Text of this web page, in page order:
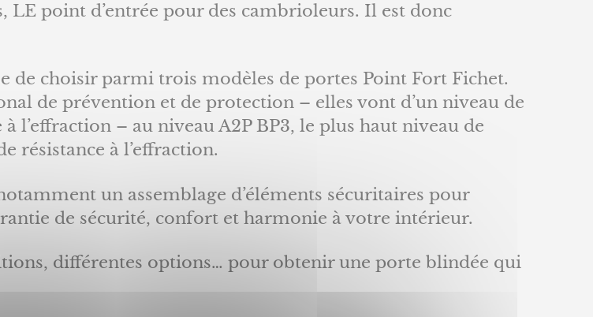
LE point d’entrée pour des cambrioleurs. Il est donc
de choisir parmi trois modèles de portes Point Fort Fichet.
de prévention et de protection – elles vont d’un niveau de
l’effraction – au niveau A2P BP3, le plus haut niveau de
résistance à l’effraction.
un assemblage d’éléments sécuritaires pour
de sécurité, confort et harmonie à votre intérieur.
différentes options… pour obtenir une porte blindée qui